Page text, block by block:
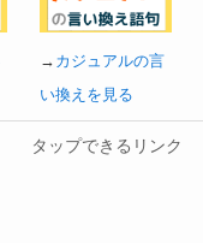
→ カジュアルの言
い換えを見る
タップできるリンク